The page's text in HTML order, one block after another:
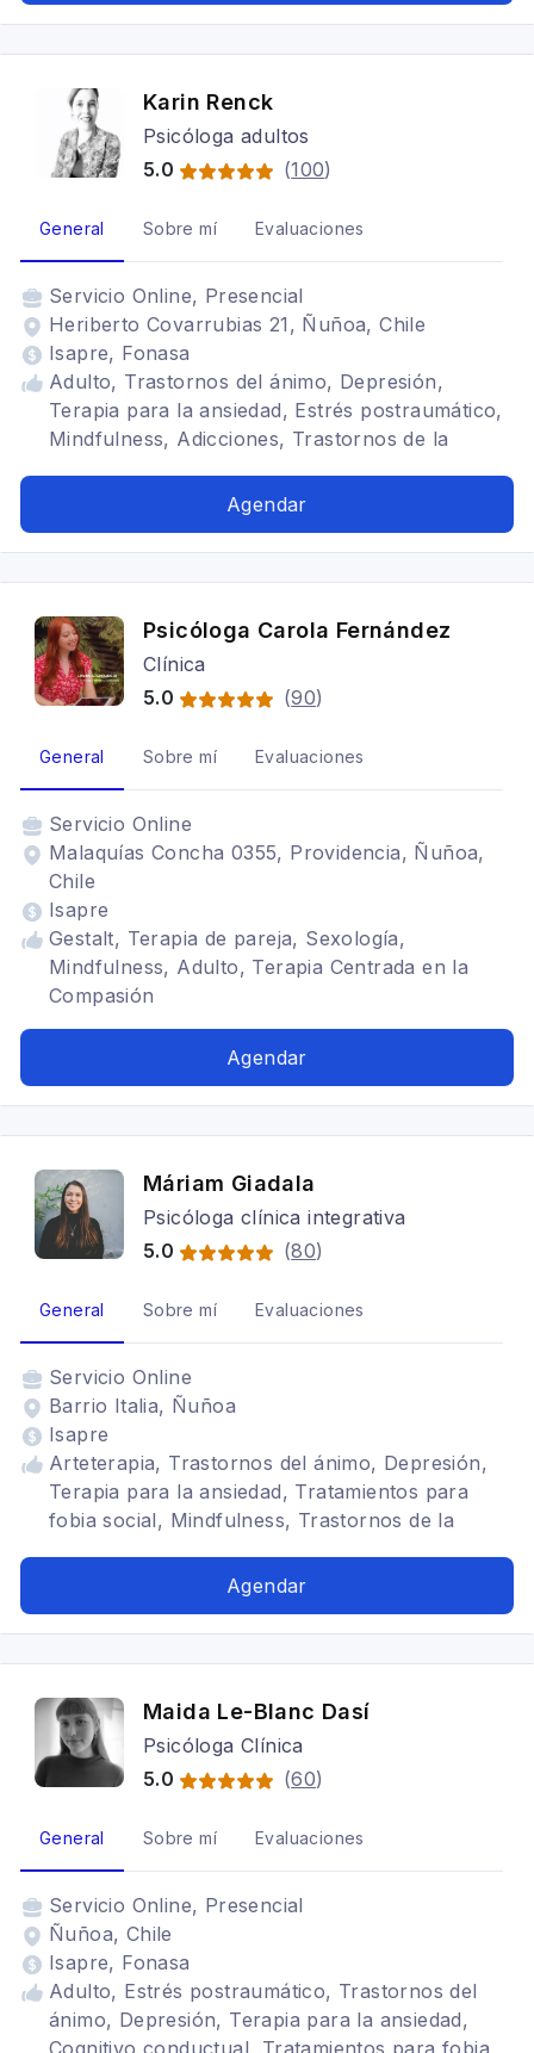
Karin Renck
Psicóloga adultos
5.0
(100)
General Sobre mí Evaluaciones
Servicio Online, Presencial
Heriberto Covarrubias 21, Ñuñoa, Chile
Isapre, Fonasa
Adulto, Trastornos del ánimo, Depresión,
Terapia para la ansiedad, Estrés postraumático,
Mindfulness, Adicciones, Trastornos de la
Agendar
Psicóloga Carola Fernández
Clínica
5.0
(90)
General Sobre mí Evaluaciones
Servicio Online
Malaquías Concha 0355, Providencia, Ñuñoa,
Chile
Isapre
Gestalt, Terapia de pareja, Sexología,
Mindfulness, Adulto, Terapia Centrada en la
Compasión
Agendar
Máriam Giadala
Psicóloga clínica integrativa
5.0
(80)
General Sobre mí Evaluaciones
Servicio Online
Barrio Italia, Ñuñoa
Isapre
Arteterapia, Trastornos del ánimo, Depresión,
Terapia para la ansiedad, Tratamientos para
fobia social, Mindfulness, Trastornos de la
Agendar
Maida Le-Blanc Dasí
Psicóloga Clínica
5.0
(60)
General Sobre mí Evaluaciones
Servicio Online, Presencial
Ñuñoa, Chile
Isapre, Fonasa
Adulto, Estrés postraumático, Trastornos del
ánimo, Depresión, Terapia para la ansiedad,
Cognitivo conductual, Tratamientos para fobia